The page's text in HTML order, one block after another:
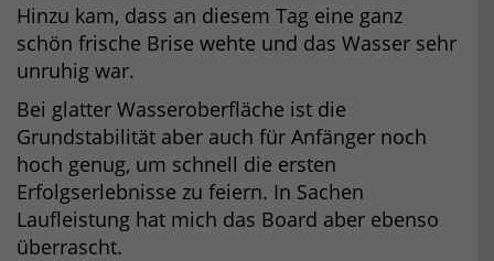
Hinzu kam, dass an diesem Tag eine ganz
schön frische Brise wehte und das Wasser sehr
unruhig war.
Bei glatter Wasseroberfläche ist die
Grundstabilität aber auch für Anfänger noch
hoch genug, um schnell die ersten
Erfolgserlebnisse zu feiern. In Sachen
Laufleistung hat mich das Board aber ebenso
überrascht.